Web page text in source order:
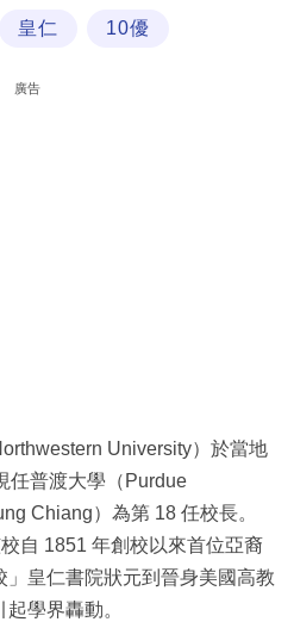
皇仁 10優
廣告
University）於當地
任普渡大學（Purdue
Chiang）為第 18 任校長。
自 1851 年創校以來首位亞裔
皇仁書院狀元到晉身美國高教
學界轟動。